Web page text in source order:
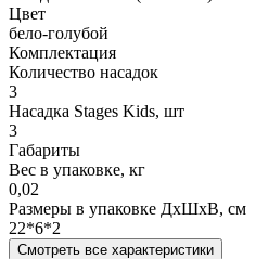
Цвет
бело-голубой
Комплектация
Количество насадок
3
Насадка Stages Kids, шт
3
Габариты
Вес в упаковке, кг
0,02
Размеры в упаковке ДxШxВ, см
22*6*2
Смотреть все характеристики